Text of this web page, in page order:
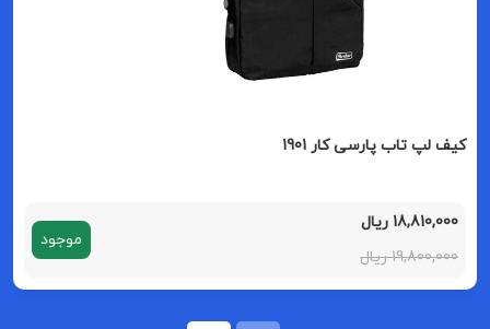
کیف لپ تاب پارسی کار 1901
18,810,000 ریال
19,800,000 ریال
موجود